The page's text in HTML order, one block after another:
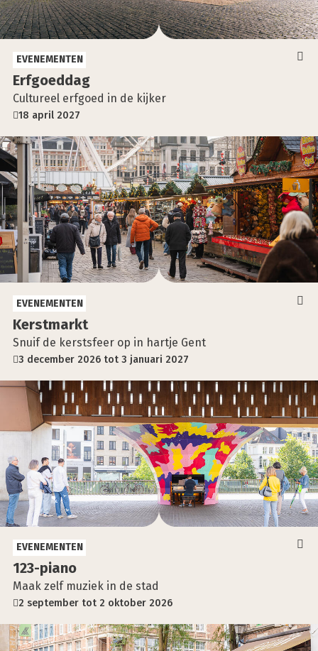
Erf­goed­dag
Cultureel erfgoed in de kijker
18 april 2027
EVENEMENTEN
Kerst­markt
Snuif de kerstsfeer op in hartje Gent
3 december 2026 tot 3 januari 2027
EVENEMENTEN
123-pia­no
Maak zelf muziek in de stad
2 september tot 2 oktober 2026
EVENEMENTEN